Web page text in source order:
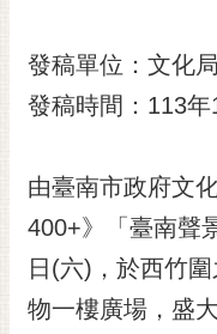
市府團隊
主題服務
市政資訊
市民互動
黃
發稿單位：文化局
發稿時間：113年
由臺南市政府文
400+》「臺南聲
日(六)，於西竹
物一樓廣場，盛